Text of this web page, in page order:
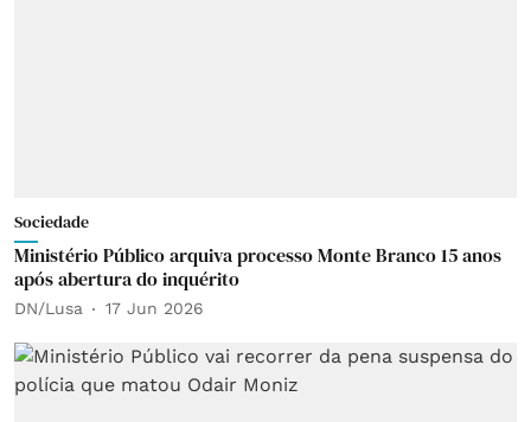
Sociedade
Ministério Público arquiva processo Monte Branco 15 anos
após abertura do inquérito
DN/Lusa 17 Jun 2026